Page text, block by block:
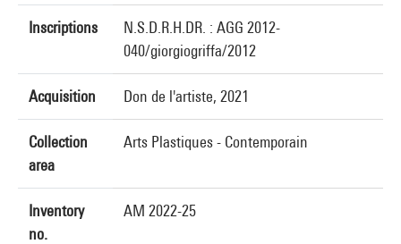
Inscriptions
N.S.D.R.H.DR. : AGG 2012-
040/giorgiogriffa/2012
Acquisition Don de l'artiste, 2021
Collection
area
Arts Plastiques - Contemporain
Inventory
no.
AM 2022-25